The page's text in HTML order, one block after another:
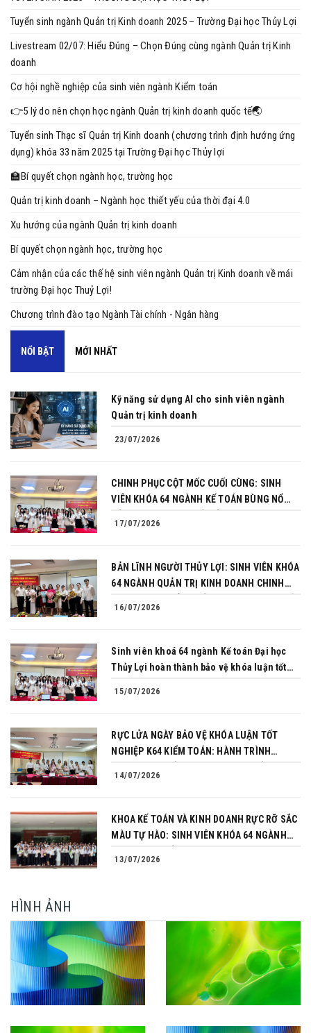
Tuyển sinh ngành Quản trị Kinh doanh 2025 – Trường Đại học Thủy Lợi
Livestream 02/07: Hiểu Đúng – Chọn Đúng cùng ngành Quản trị Kinh
doanh
Cơ hội nghề nghiệp của sinh viên ngành Kiểm toán
👉5 lý do nên chọn học ngành Quản trị kinh doanh quốc tế🌏
Tuyển sinh Thạc sĩ Quản trị Kinh doanh (chương trình định hướng ứng
dụng) khóa 33 năm 2025 tại Trường Đại học Thủy lợi
🏫Bí quyết chọn ngành học, trường học
Quản trị kinh doanh – Ngành học thiết yếu của thời đại 4.0
Xu hướng của ngành Quản trị kinh doanh
Bí quyết chọn ngành học, trường học
Cảm nhận của các thế hệ sinh viên ngành Quản trị Kinh doanh về mái
trường Đại học Thuỷ Lợi!
Chương trình đào tạo Ngành Tài chính - Ngân hàng
NỔI BẬT MỚI NHẤT
Kỹ năng sử dụng AI cho sinh viên ngành
Quản trị kinh doanh
23/07/2026
CHINH PHỤC CỘT MỐC CUỐI CÙNG: SINH
VIÊN KHÓA 64 NGÀNH KẾ TOÁN BÙNG NỔ
17/07/2026
BẢN LĨNH NGƯỜI THỦY LỢI: SINH VIÊN KHÓA
64 NGÀNH QUẢN TRỊ KINH DOANH CHINH
16/07/2026
Sinh viên khoá 64 ngành Kế toán Đại học
Thủy Lợi hoàn thành bảo vệ khóa luận tốt
15/07/2026
RỰC LỬA NGÀY BẢO VỆ KHÓA LUẬN TỐT
NGHIỆP K64 KIỂM TOÁN: HÀNH TRÌNH
14/07/2026
KHOA KẾ TOÁN VÀ KINH DOANH RỰC RỠ SẮC
MÀU TỰ HÀO: SINH VIÊN KHÓA 64 NGÀNH
13/07/2026
HÌNH ẢNH